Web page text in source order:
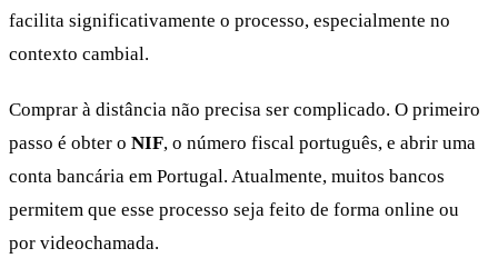
facilita significativamente o processo, especialmente no
contexto cambial.
Comprar à distância não precisa ser complicado. O primeiro
passo é obter o NIF, o número fiscal português, e abrir uma
conta bancária em Portugal. Atualmente, muitos bancos
permitem que esse processo seja feito de forma online ou
por videochamada.